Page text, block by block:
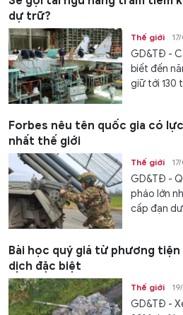
dự trữ?
Thế giới
GD&TĐ -
biết đến
giữ tới 130
Forbes nêu tên quốc gia có
nhất thế giới
Thế giới
GD&TĐ -
pháo lớn
cấp đạn
Bài học quý giá từ phương
dịch đặc biệt
Thế giới
GD&TĐ -